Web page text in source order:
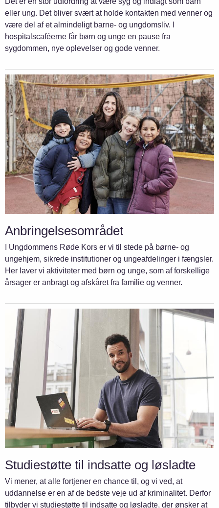
eller ung. Det bliver svært at holde kontakten med venner og
være del af et almindeligt barne- og ungdomsliv. I
hospitalscaféerne får børn og unge en pause fra
sygdommen, nye oplevelser og gode venner.
Anbringelsesområdet
I Ungdommens Røde Kors er vi til stede på børne- og
ungehjem, sikrede institutioner og ungeafdelinger i fængsler.
Her laver vi aktiviteter med børn og unge, som af forskellige
årsager er anbragt og afskåret fra familie og venner.
Studiestøtte til indsatte og løsladte
Vi mener, at alle fortjener en chance til, og vi ved, at
uddannelse er en af de bedste veje ud af kriminalitet. Derfor
tilbyder vi studiestøtte til indsatte og løsladte, der ønsker at